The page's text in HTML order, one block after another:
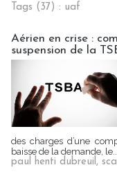
Tags (37) : uaf
Aérien en crise :
suspension de la
des charges d’une
baisse de la demande,
paul henti dubreuil,